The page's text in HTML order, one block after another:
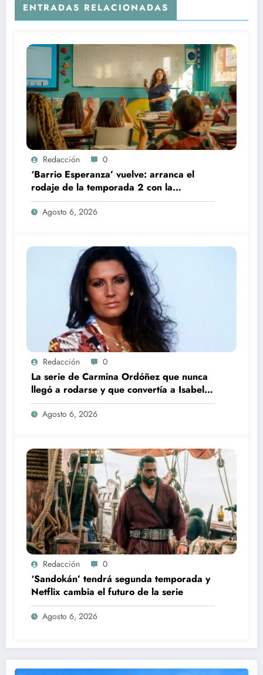
ENTRADAS RELACIONADAS
Redacción 0
‘Barrio Esperanza’ vuelve: arranca el
rodaje de la temporada 2 con la
incorporación de María Castro
Agosto 6, 2026
Redacción 0
La serie de Carmina Ordóñez que nunca
llegó a rodarse y que convertía a Isabel
Pantoja en la gran antagonista
Agosto 6, 2026
Redacción 0
‘Sandokán’ tendrá segunda temporada y
Netflix cambia el futuro de la serie
Agosto 6, 2026